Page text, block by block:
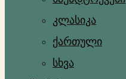
კლასიკა
ქართული
სხვა